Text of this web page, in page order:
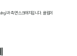
과 측면 스크래치입니다. 클림이